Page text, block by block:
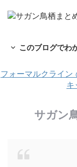
このブログでわ
フォーマルクライン
キ
サガン